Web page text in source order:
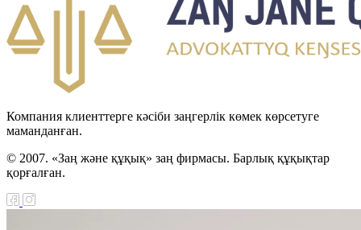
Компания клиенттерге кәсіби заңгерлік көмек көрсетуге
маманданған.
© 2007. «Заң және құқық» заң фирмасы. Барлық құқықтар
қорғалған.